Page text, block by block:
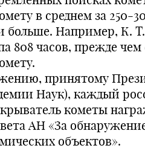
в среднем за 250-
больше. Например, К.
808 часов, прежде
принятому
Наук), каждый
кометы
АН «За
объектов».